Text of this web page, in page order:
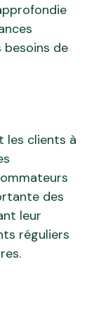
de
les clients à
des
leur
réguliers